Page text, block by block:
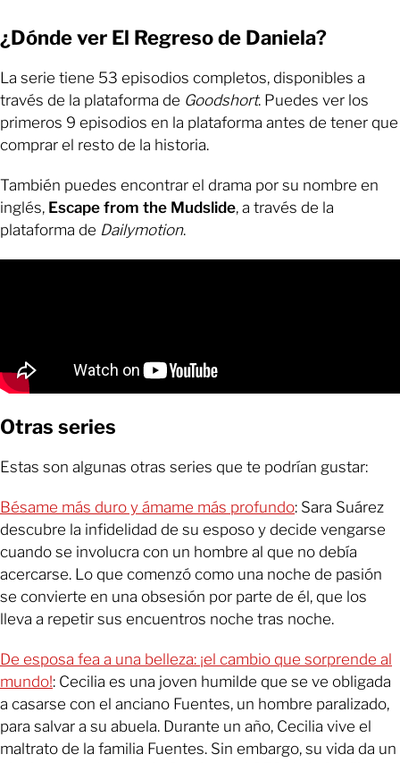
¿Dónde ver El Regreso de Daniela?
La serie tiene 53 episodios completos, disponibles a
través de la plataforma de Goodshort. Puedes ver los
primeros 9 episodios en la plataforma antes de tener que
comprar el resto de la historia.
También puedes encontrar el drama por su nombre en
inglés, Escape from the Mudslide, a través de la
plataforma de Dailymotion.
Otras series
Estas son algunas otras series que te podrían gustar:
Bésame más duro y ámame más profundo: Sara Suárez
descubre la infidelidad de su esposo y decide vengarse
cuando se involucra con un hombre al que no debía
acercarse. Lo que comenzó como una noche de pasión
se convierte en una obsesión por parte de él, que los
lleva a repetir sus encuentros noche tras noche.
De esposa fea a una belleza: ¡el cambio que sorprende al
mundo!: Cecilia es una joven humilde que se ve obligada
a casarse con el anciano Fuentes, un hombre paralizado,
para salvar a su abuela. Durante un año, Cecilia vive el
maltrato de la familia Fuentes. Sin embargo, su vida da un